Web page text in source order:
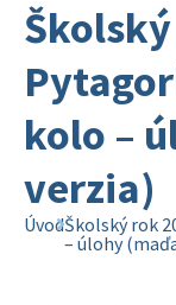
kolo –
verzia)
ÚvodŠkolský rok
– úlohy